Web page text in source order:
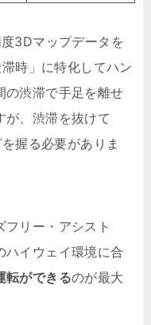
3Dマップデータを
時」に特化してハン
の渋滞で手足を離せ
が、渋滞を抜けて
握る必要がありま
リー・アシスト
ハイウェイ環境に合
転ができるのが最大